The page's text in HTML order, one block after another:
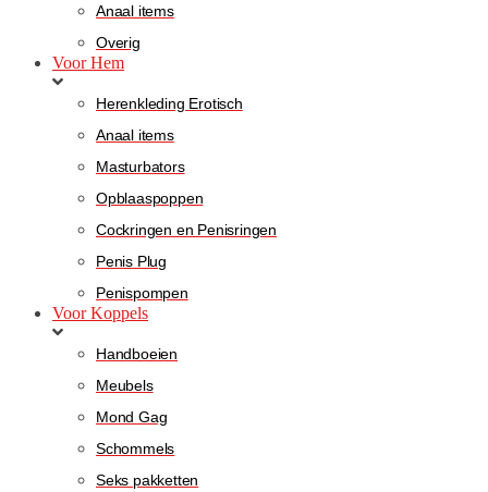
Anaal items
Overig
Voor Hem
Herenkleding Erotisch
Anaal items
Masturbators
Opblaaspoppen
Cockringen en Penisringen
Penis Plug
Penispompen
Voor Koppels
Handboeien
Meubels
Mond Gag
Schommels
Seks pakketten